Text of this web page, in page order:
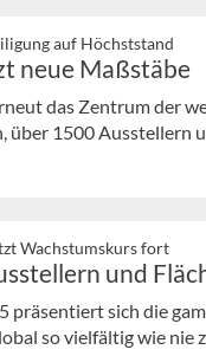
auf Höchststand
neue Maßstäbe
das Zentrum der
über 1500 Ausstellern
Wachstumskurs fort
und
präsentiert sich die
so vielfältig wie nie